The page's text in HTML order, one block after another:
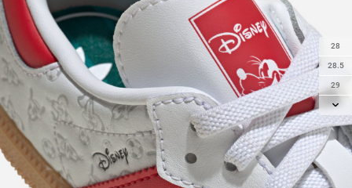
28
28.5
29
30
30.5
31
32